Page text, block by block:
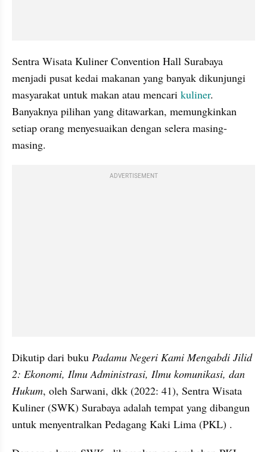
Sentra Wisata Kuliner Convention Hall Surabaya
menjadi pusat kedai makanan yang banyak dikunjungi
masyarakat untuk makan atau mencari kuliner.
Banyaknya pilihan yang ditawarkan, memungkinkan
setiap orang menyesuaikan dengan selera masing-
masing.
ADVERTISEMENT
Dikutip dari buku Padamu Negeri Kami Mengabdi Jilid
2: Ekonomi, Ilmu Administrasi, Ilmu komunikasi, dan
Hukum, oleh Sarwani, dkk (2022: 41), Sentra Wisata
Kuliner (SWK) Surabaya adalah tempat yang dibangun
untuk menyentralkan Pedagang Kaki Lima (PKL) .